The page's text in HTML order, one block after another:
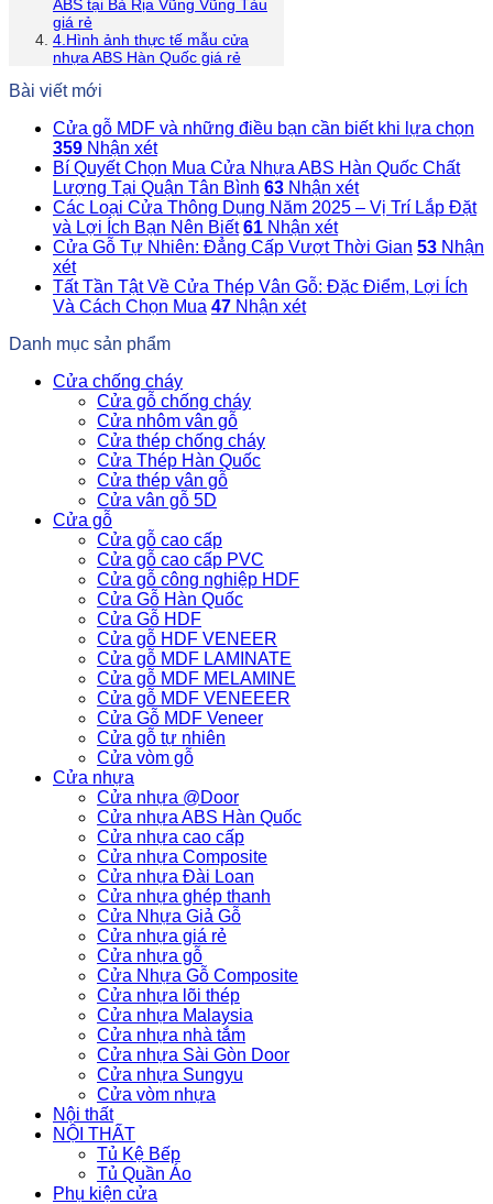
ABS tại Bà Rịa Vũng Vũng Tàu
giá rẻ
4.Hình ảnh thực tế mẫu cửa
nhựa ABS Hàn Quốc giá rẻ
Bài viết mới
Cửa gỗ MDF và những điều bạn cần biết khi lựa chọn
359 Nhận xét
Bí Quyết Chọn Mua Cửa Nhựa ABS Hàn Quốc Chất
Lượng Tại Quận Tân Bình 63 Nhận xét
Các Loại Cửa Thông Dụng Năm 2025 – Vị Trí Lắp Đặt
và Lợi Ích Bạn Nên Biết 61 Nhận xét
Cửa Gỗ Tự Nhiên: Đẳng Cấp Vượt Thời Gian 53 Nhận
xét
Tất Tần Tật Về Cửa Thép Vân Gỗ: Đặc Điểm, Lợi Ích
Và Cách Chọn Mua 47 Nhận xét
Danh mục sản phẩm
Cửa chống cháy
Cửa gỗ chống cháy
Cửa nhôm vân gỗ
Cửa thép chống cháy
Cửa Thép Hàn Quốc
Cửa thép vân gỗ
Cửa vân gỗ 5D
Cửa gỗ
Cửa gỗ cao cấp
Cửa gỗ cao cấp PVC
Cửa gỗ công nghiệp HDF
Cửa Gỗ Hàn Quốc
Cửa Gỗ HDF
Cửa gỗ HDF VENEER
Cửa gỗ MDF LAMINATE
Cửa gỗ MDF MELAMINE
Cửa gỗ MDF VENEEER
Cửa Gỗ MDF Veneer
Cửa gỗ tự nhiên
Cửa vòm gỗ
Cửa nhựa
Cửa nhựa @Door
Cửa nhựa ABS Hàn Quốc
Cửa nhựa cao cấp
Cửa nhựa Composite
Cửa nhựa Đài Loan
Cửa nhựa ghép thanh
Cửa Nhựa Giả Gỗ
Cửa nhựa giá rẻ
Cửa nhựa gỗ
Cửa Nhựa Gỗ Composite
Cửa nhựa lõi thép
Cửa nhựa Malaysia
Cửa nhựa nhà tắm
Cửa nhựa Sài Gòn Door
Cửa nhựa Sungyu
Cửa vòm nhựa
Nội thất
NỘI THẤT
Tủ Kệ Bếp
Tủ Quần Áo
Phụ kiện cửa